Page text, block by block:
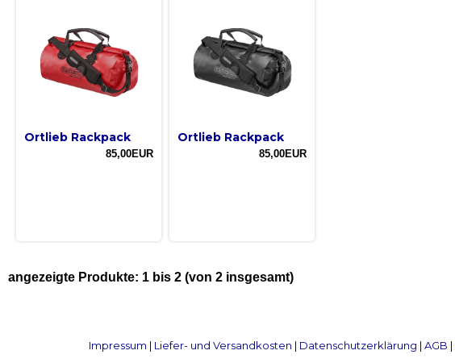
Ortlieb Rackpack
85,00EUR
Ortlieb Rackpack
85,00EUR
angezeigte Produkte: 1 bis 2 (von 2 insgesamt)
Impressum | Liefer- und Versandkosten | Datenschutzerklärung | AGB |